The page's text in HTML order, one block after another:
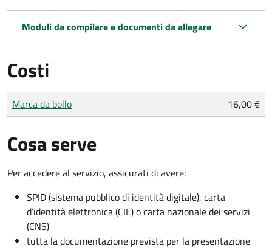
Moduli da compilare e documenti da allegare
Costi
Tipo di pagamento
Importo
Marca da bollo 16,00 €
Cosa serve
Per accedere al servizio, assicurati di avere:
SPID (sistema pubblico di identità digitale), carta
d’identità elettronica (CIE) o carta nazionale dei servizi
(CNS)
tutta la documentazione prevista per la presentazione